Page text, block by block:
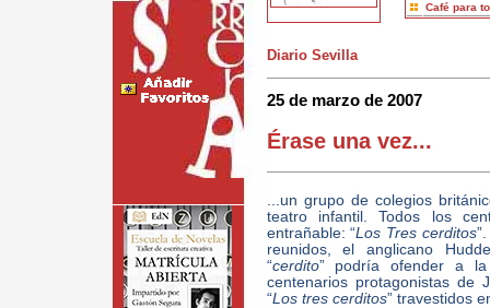
Café para
Diario Sevilla
25 de marzo de 2007
Érase una vez...
...un grupo de colegios
teatro infantil. Todos los
entrañable: “Los Tres cerditos
reunidos, el anglicano
“cerdito” podría ofender a la
centenarios protagonistas de
“Los tres cerditos” travestidos